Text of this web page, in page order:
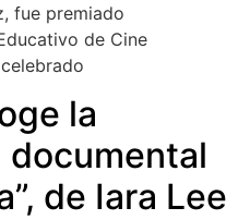
fue premiado
de Cine
la
documental
de Iara Lee